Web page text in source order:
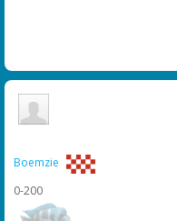
Boemzie
0-200